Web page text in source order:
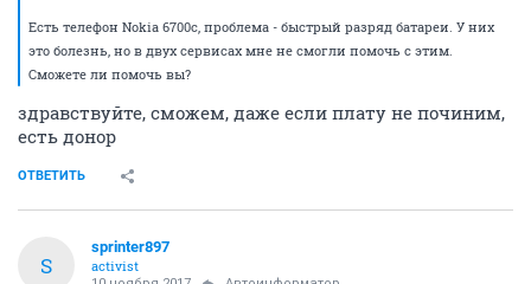
Есть телефон Nokia 6700c, проблема - быстрый разряд батареи. У них
это болезнь, но в двух сервисах мне не смогли помочь с этим.
Сможете ли помочь вы?
здравствуйте, сможем, даже если плату не починим,
есть донор
ОТВЕТИТЬ
S
sprinter897
activist